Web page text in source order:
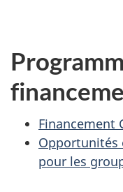
Financement
Opportunités
pour les